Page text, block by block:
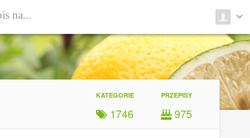
PRZEPISY
975
KATEGORIE
1746